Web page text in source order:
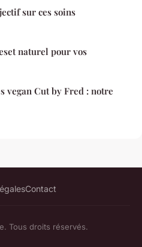
sur ces soins
naturel pour vos
vegan Cut by Fred : notre
Contact
Tous droits réservés.